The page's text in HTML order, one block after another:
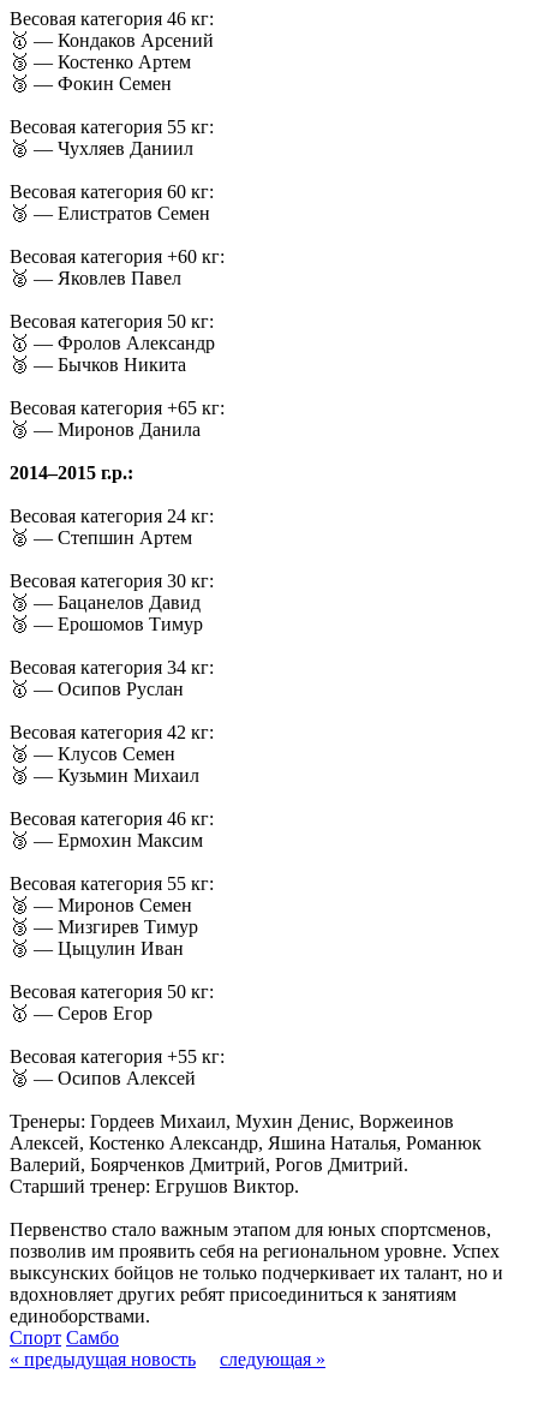
Весовая категория 46 кг:
🥇 — Кондаков Арсений
🥉 — Костенко Артем
🥉 — Фокин Семен
Весовая категория 55 кг:
🥈 — Чухляев Даниил
Весовая категория 60 кг:
🥉 — Елистратов Семен
Весовая категория +60 кг:
🥈 — Яковлев Павел
Весовая категория 50 кг:
🥇 — Фролов Александр
🥉 — Бычков Никита
Весовая категория +65 кг:
🥉 — Миронов Данила
2014–2015 г.р.:
Весовая категория 24 кг:
🥈 — Степшин Артем
Весовая категория 30 кг:
🥉 — Бацанелов Давид
🥉 — Ерошомов Тимур
Весовая категория 34 кг:
🥇 — Осипов Руслан
Весовая категория 42 кг:
🥈 — Клусов Семен
🥉 — Кузьмин Михаил
Весовая категория 46 кг:
🥉 — Ермохин Максим
Весовая категория 55 кг:
🥈 — Миронов Семен
🥉 — Мизгирев Тимур
🥉 — Цыцулин Иван
Весовая категория 50 кг:
🥇 — Серов Егор
Весовая категория +55 кг:
🥈 — Осипов Алексей
Тренеры: Гордеев Михаил, Мухин Денис, Воржеинов
Алексей, Костенко Александр, Яшина Наталья, Романюк
Валерий, Боярченков Дмитрий, Рогов Дмитрий.
Старший тренер: Егрушов Виктор.
Первенство стало важным этапом для юных спортсменов,
позволив им проявить себя на региональном уровне. Успех
выксунских бойцов не только подчеркивает их талант, но и
вдохновляет других ребят присоединиться к занятиям
единоборствами.
Спорт Самбо
« предыдущая новость
следующая »